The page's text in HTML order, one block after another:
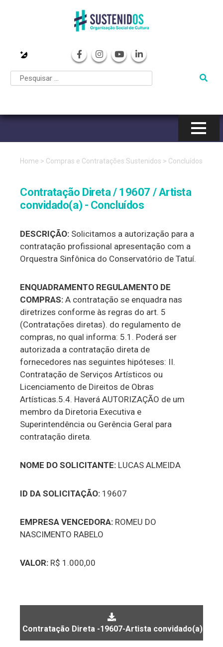
Pular
o
Home > Compras e Contratações Sustenidos > Concluídos
Contratação Direta / 19607 / Artista
convidado(a) - Concluídos
DESCRIÇÃO: Solicitamos a autorização para a
contratação profissional apresentação com a
Orquestra Sinfônica do Conservatório de Tatuí.
ENQUADRAMENTO REGULAMENTO DE
COMPRAS: A contratação se enquadra nas
diretrizes conforme às regras do art. 5
(Contratações diretas). do regulamento de
compras, no qual informa: 5.1. Poderá ser
autorizada a contratação direta de
fornecedores nas seguintes hipóteses: II.
Contratação de Serviços Artísticos ou
Licenciamento de Direitos de Obras
Artísticas.5.4. Haverá AUTORIZAÇÃO de um
membro da Diretoria Executiva e
Superintendência ou Gerência Geral para
contratação direta.
NOME DO SOLICITANTE: LUCAS ALMEIDA
ID DA SOLICITAÇÃO: 19607
EMPRESA VENCEDORA: ROMEU DO
NASCIMENTO RABELO
VALOR: R$ 1.000,00
Contratação Direta -19607-Artista convidado(a)